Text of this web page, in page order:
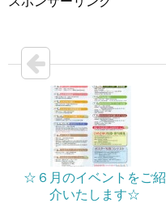
☆６月のイベントをご紹
介いたします☆